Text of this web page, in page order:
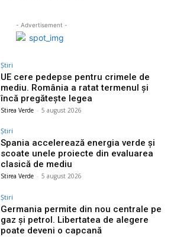
- Advertisement -
Știri
UE cere pedepse pentru crimele de
mediu. România a ratat termenul și
încă pregătește legea
Stirea Verde - 5 august 2026
Știri
Spania accelerează energia verde și
scoate unele proiecte din evaluarea
clasică de mediu
Stirea Verde - 5 august 2026
Știri
Germania permite din nou centrale pe
gaz și petrol. Libertatea de alegere
poate deveni o capcană